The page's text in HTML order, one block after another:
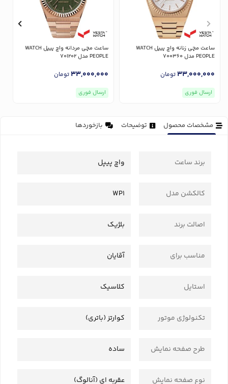
ساعت مچی زنانه واچ پیپل WATCH
PEOPLE مدل 700360
33,000,000تومان
ارسال فوری
ساعت مچی مردانه واچ پیپل WATCH
PEOPLE مدل 701202
33,000,000تومان
ارسال فوری
مشخصات محصول توضیحات بازخوردها
برند ساعت واچ پیپل
کالکشن مدل WP1
اصالت برند بلژیک
مناسب برای آقایان
استایل کلاسیک
تکنولوژی موتور کوارتز (باتری)
طرح صفحه نمایش ساده
نوع صفحه نمایش عقربه ای (آنالوگ)